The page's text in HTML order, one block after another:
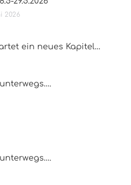
2026
ein neues Kapitel…